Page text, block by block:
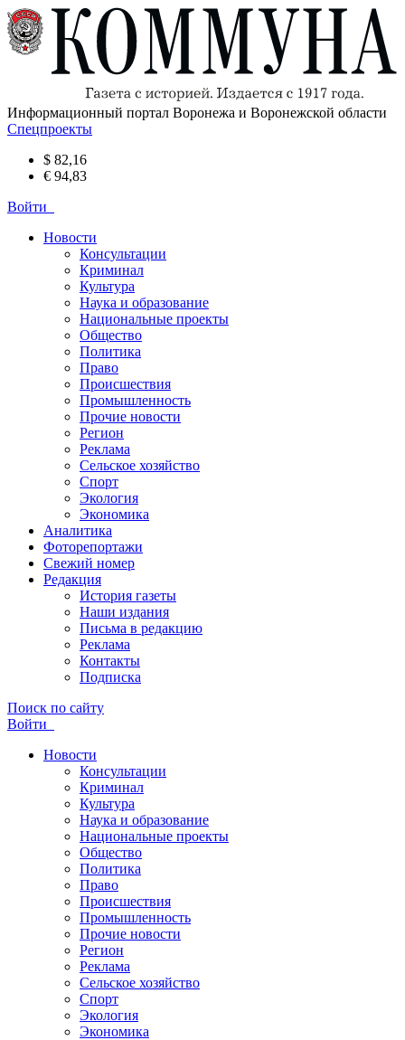
Информационный портал Воронежа и Воронежской области
Спецпроекты
$ 82,16
€ 94,83
Войти
Новости
Консультации
Криминал
Культура
Наука и образование
Национальные проекты
Общество
Политика
Право
Происшествия
Промышленность
Прочие новости
Регион
Реклама
Сельское хозяйство
Спорт
Экология
Экономика
Аналитика
Фоторепортажи
Свежий номер
Редакция
История газеты
Наши издания
Письма в редакцию
Реклама
Контакты
Подписка
Поиск по сайту
Войти
Новости
Консультации
Криминал
Культура
Наука и образование
Национальные проекты
Общество
Политика
Право
Происшествия
Промышленность
Прочие новости
Регион
Реклама
Сельское хозяйство
Спорт
Экология
Экономика